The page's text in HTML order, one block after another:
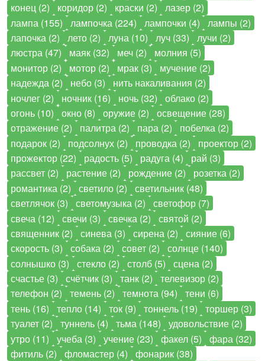
конец (2)
коридор (2) краски (2)
лазер (2)
лампа (155)
лампочка (224) лампочки (4)
лампы (2)
лапочка (2)
лето (2) луна (10) луч (33)
лучи (2)
люстра (47)
маяк (32) меч (2)
молния (5)
монитор (2)
мотор (2) мрак (3)
мучение (2)
надежда (2)
небо (3)
нить накаливания (2)
ночлег (2)
ночник (16) ночь (32)
облако (2)
огонь (10)
окно (8) оружие (2)
освещение (28)
отражение (2)
палитра (2) пара (2)
побелка (2)
подарок (2)
подсолнух (2) проводка (2)
проектор (2)
прожектор (22)
радость (5) радуга (4)
рай (3)
рассвет (2)
растение (2) рождение (2)
розетка (2)
романтика (2)
светило (2)
светильник (48)
светлячок (3)
светомузыка (2)
светофор (7)
свеча (12)
свечи (3) свечка (2)
святой (2)
священник (2)
синева (3) сирена (2)
сияние (6)
скорость (3)
собака (2) совет (2)
солнце (140)
солнышко (3)
стекло (2) столб (5)
сцена (2)
счастье (3)
счётчик (3) танк (2)
телевизор (2)
телефон (2)
темень (2) темнота (94)
тени (6)
тень (16)
тепло (14) ток (9) тоннель (19)
торшер (3)
туалет (2)
туннель (4) тьма (148)
удовольствие (2)
утро (11)
учеба (3) учение (23) факел (5)
фара (32)
фитиль (2)
фломастер (4)
фонарик (38)